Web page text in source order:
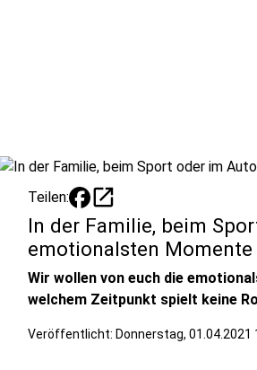
Teilen: open_in_new
In der Familie, beim
emotionalsten Momente
Wir wollen von euch die
welchem Zeitpunkt spielt keine
Veröffentlicht: Donnerstag, 01.04.2021